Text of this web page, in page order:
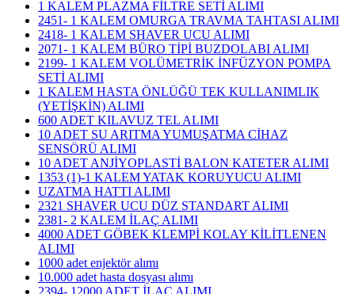
1 KALEM PLAZMA FİLTRE SETİ ALIMI
2451- 1 KALEM OMURGA TRAVMA TAHTASI ALIMI
2418- 1 KALEM SHAVER UCU ALIMI
2071- 1 KALEM BÜRO TİPİ BUZDOLABI ALIMI
2199- 1 KALEM VOLÜMETRİK İNFÜZYON POMPA
SETİ ALIMI
1 KALEM HASTA ÖNLÜĞÜ TEK KULLANIMLIK
(YETİŞKİN) ALIMI
600 ADET KILAVUZ TEL ALIMI
10 ADET SU ARITMA YUMUŞATMA CİHAZ
SENSÖRÜ ALIMI
10 ADET ANJİYOPLASTİ BALON KATETER ALIMI
1353 (1)-1 KALEM YATAK KORUYUCU ALIMI
UZATMA HATTI ALIMI
2321 SHAVER UCU DÜZ STANDART ALIMI
2381- 2 KALEM İLAÇ ALIMI
4000 ADET GÖBEK KLEMPİ KOLAY KİLİTLENEN
ALIMI
1000 adet enjektör alımı
10.000 adet hasta dosyası alımı
2394- 12000 ADET İLAÇ ALIMI